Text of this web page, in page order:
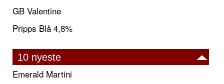
GB Valentine
Pripps Blå 4,8%
10 nyeste
Emerald Martini